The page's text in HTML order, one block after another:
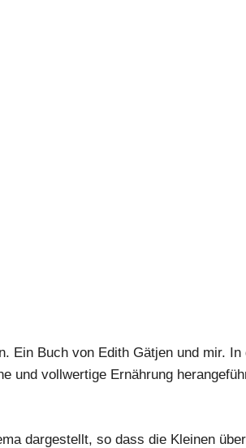
Ein Buch von Edith Gätjen und mir. In
und vollwertige Ernährung
dargestellt, so dass die Kleinen